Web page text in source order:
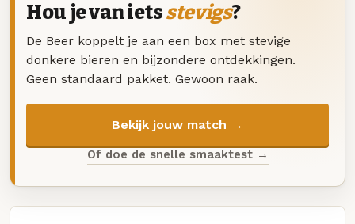
Hou je van ietsstevigs?
De Beer koppelt je aan een box met stevige
donkere bieren en bijzondere ontdekkingen.
Geen standaard pakket. Gewoon raak.
Bekijk jouw match →
Of doe de snelle smaaktest →